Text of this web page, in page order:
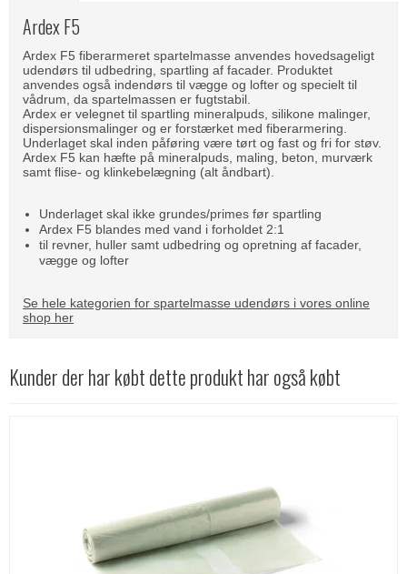
Ardex F5
Ardex F5 fiberarmeret spartelmasse anvendes hovedsageligt
udendørs til udbedring, spartling af facader. Produktet
anvendes også indendørs til vægge og lofter og specielt til
vådrum, da spartelmassen er fugtstabil.
Ardex er velegnet til spartling mineralpuds, silikone malinger,
dispersionsmalinger og er forstærket med fiberarmering.
Underlaget skal inden påføring være tørt og fast og fri for støv.
Ardex F5 kan hæfte på mineralpuds, maling, beton, murværk
samt flise- og klinkebelægning (alt åndbart).
Underlaget skal ikke grundes/primes før spartling
Ardex F5 blandes med vand i forholdet 2:1
til revner, huller samt udbedring og opretning af facader,
vægge og lofter
Se hele kategorien for spartelmasse udendørs i vores online
shop her
Kunder der har købt dette produkt har også købt